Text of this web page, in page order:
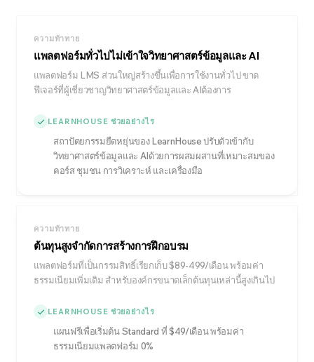
ความท้าทาย
แพลตฟอร์มทั่วไปไม่เข้าใจวิทยาศาสตร์ข้อมูลและ AI
แพลตฟอร์ม LMS ส่วนใหญ่สร้างขึ้นเพื่อการใช้งานทั่วไป ขาด
ฟีเจอร์ที่ผู้เชี่ยวชาญวิทยาศาสตร์ข้อมูลและ AIต้องการ
LEARNHOUSE ช่วยอย่างไร
สถาปัตยกรรมยืดหยุ่นของ LearnHouse ปรับตัวเข้ากับ
วิทยาศาสตร์ข้อมูลและ AIด้วยการผสมผสานที่เหมาะสมของ
คอร์ส ชุมชน การวิเคราะห์ และเครื่องมือ
ความท้าทาย
ต้นทุนสูงจำกัดการสร้างการฝึกอบรม
แพลตฟอร์มที่เป็นกรรมสิทธิ์เรียกเก็บ $89-499/เดือน พร้อมค่า
ธรรมเนียมเพิ่มเติม สำหรับองค์กรขนาดเล็กต้นทุนเหล่านี้สูงเกินไป
LEARNHOUSE ช่วยอย่างไร
แผนฟรีเพื่อเริ่มต้น Standard ที่ $49/เดือน พร้อมค่า
ธรรมเนียมแพลตฟอร์ม 0%